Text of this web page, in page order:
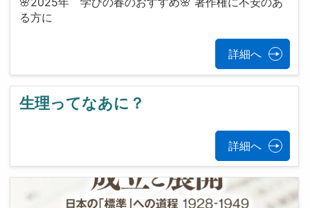
る方に
詳細へ
生理ってなあに？
詳細へ